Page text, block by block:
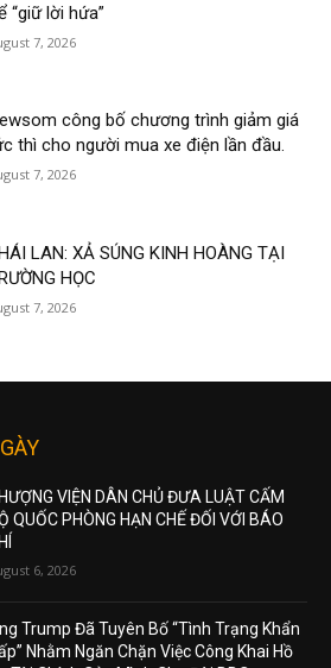
“giữ lời hứa”
7, 2026
công bố chương trình giảm giá
thì cho người mua xe điện lần đầu.
7, 2026
LAN: XẢ SÚNG KINH HOÀNG TẠI
HỌC
7, 2026
VIỆN DÂN CHỦ ĐƯA LUẬT CẤM
QUỐC PHÒNG HẠN CHẾ ĐỐI VỚI BÁO
6, 2026
Trump Đã Tuyên Bố “Tình Trạng Khẩn
Nhằm Ngăn Chặn Việc Công Khai Hồ